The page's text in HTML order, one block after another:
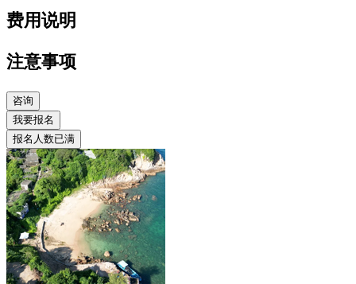
费用说明
注意事项
咨询
我要报名
报名人数已满